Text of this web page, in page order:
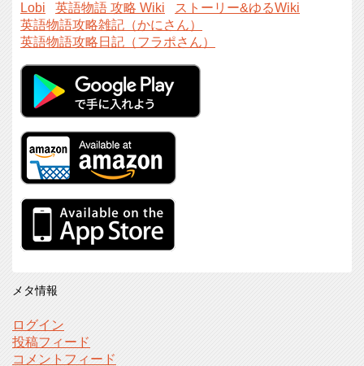
Lobi 英語物語 攻略 Wiki
ストーリー&ゆるWiki
英語物語攻略雑記（かにさん）
英語物語攻略日記（フラポさん）
メタ情報
ログイン
投稿フィード
コメントフィード